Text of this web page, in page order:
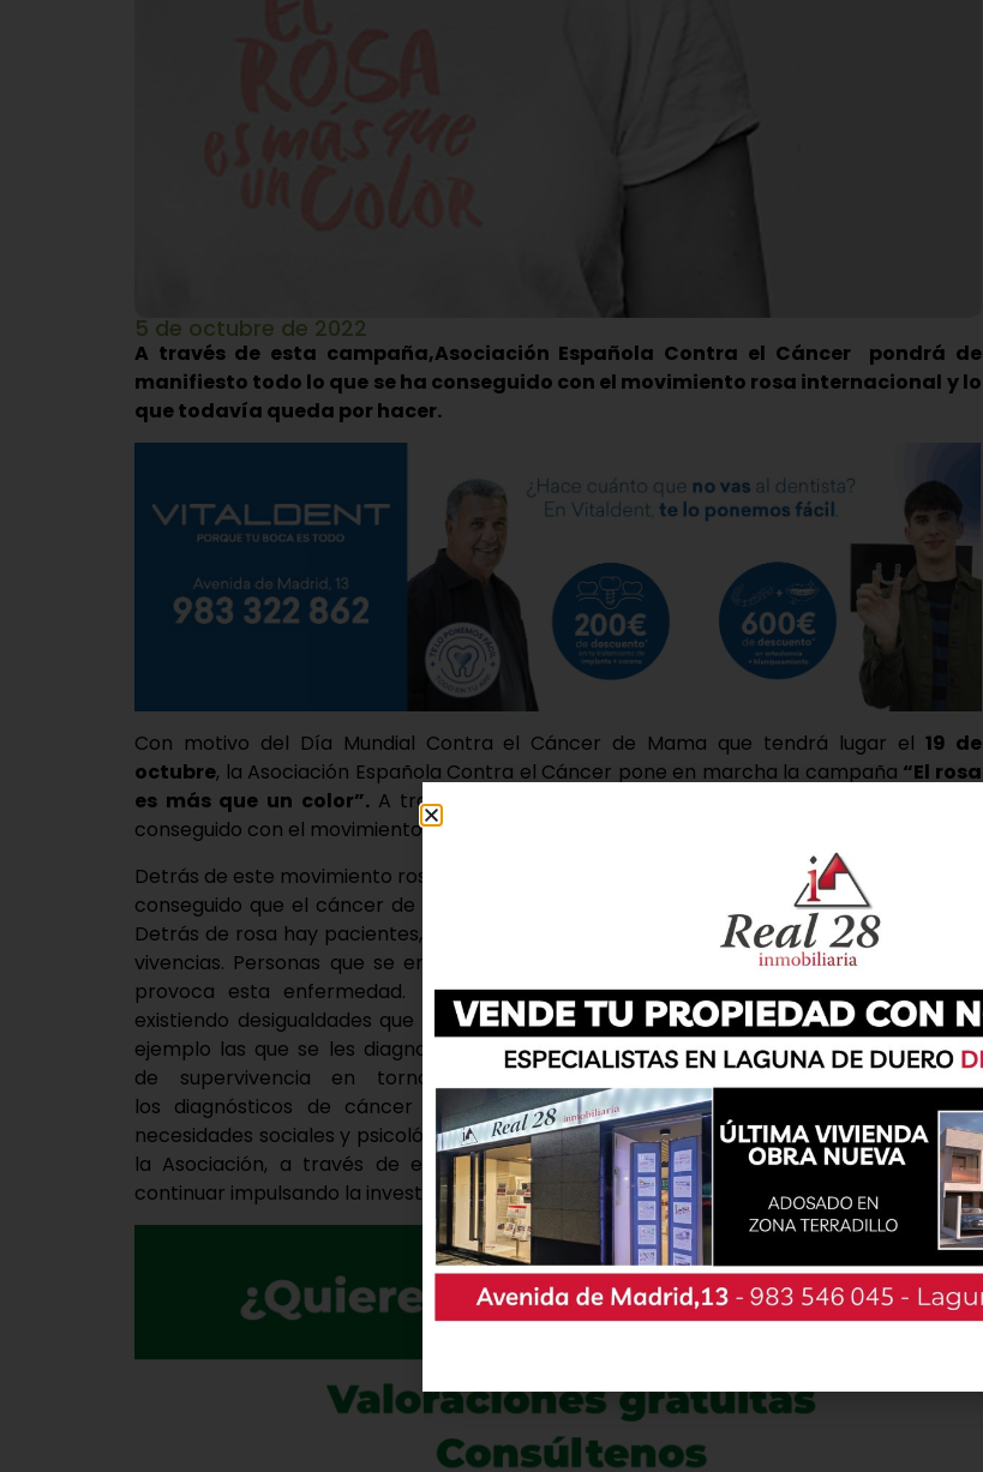
5 de octubre de 2022
A través de esta campaña,Asociación Española Contra el Cáncer
pondrá de
manifiesto todo lo que se ha conseguido con el movimiento rosa internacional y lo
que todavía queda por hacer.
Con motivo del Día Mundial Contra el Cáncer de Mama que tendrá lugar el 19 de
octubre, la Asociación Española Contra el Cáncer pone en marcha la campaña “El rosa
es más que un color”. A través de ella, se pondrá de manifiesto todo lo que se ha
conseguido con el movimiento rosa internacional y lo que todavía queda por hacer.
Detrás de este movimiento rosa hay mucha investigación, apoyo y concienciación y se ha
conseguido que el cáncer de mama sea uno con mayor supervivencia, superior al 85%.
Detrás de rosa hay pacientes, familiares, con sus necesidades, sus preocupaciones y sus
vivencias. Personas que se enfrentan al gran impacto social, laboral y emocional que
provoca esta enfermedad. Pero todavía queda mucho por hacer ya que, siguen
existiendo desigualdades que afectan a las mujeres con este tipo de tumor, como por
ejemplo las que se les diagnostican un cáncer de mama metastásico. Tiene una tasa
de supervivencia en torno al 25% y suponen entre el 5% y el 6% de
los diagnósticos de cáncer de mama. Además, hay que seguir trabajando en la
necesidades sociales y psicológicas de las mujeres con cáncer de mama. Por esta razón,
la Asociación, a través de esta campaña, visibiliza esta realidad y la necesidad de
continuar impulsando la investigación.